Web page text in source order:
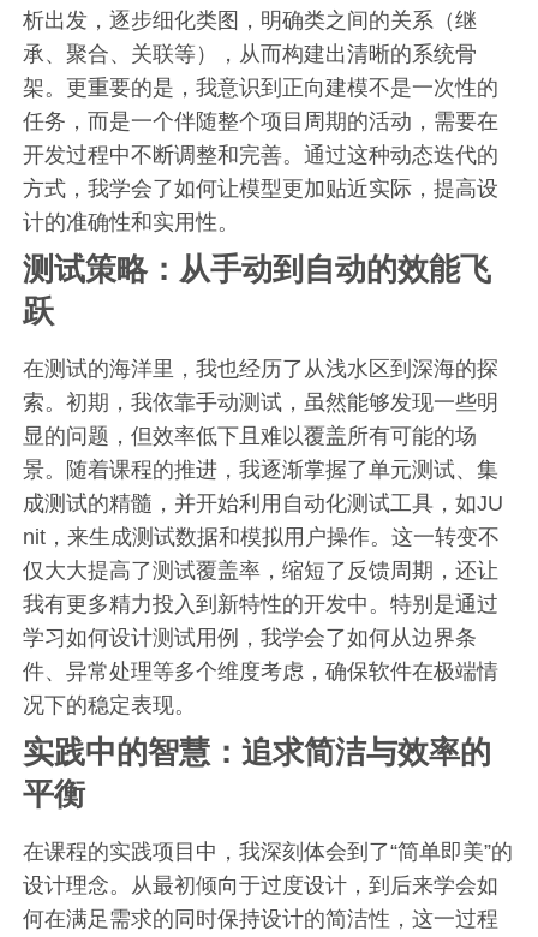
析出发，逐步细化类图，明确类之间的关系（继
承、聚合、关联等），从而构建出清晰的系统骨
架。更重要的是，我意识到正向建模不是一次性的
任务，而是一个伴随整个项目周期的活动，需要在
开发过程中不断调整和完善。通过这种动态迭代的
方式，我学会了如何让模型更加贴近实际，提高设
计的准确性和实用性。
测试策略：从手动到自动的效能飞
跃
在测试的海洋里，我也经历了从浅水区到深海的探
索。初期，我依靠手动测试，虽然能够发现一些明
显的问题，但效率低下且难以覆盖所有可能的场
景。随着课程的推进，我逐渐掌握了单元测试、集
成测试的精髓，并开始利用自动化测试工具，如JU
nit，来生成测试数据和模拟用户操作。这一转变不
仅大大提高了测试覆盖率，缩短了反馈周期，还让
我有更多精力投入到新特性的开发中。特别是通过
学习如何设计测试用例，我学会了如何从边界条
件、异常处理等多个维度考虑，确保软件在极端情
况下的稳定表现。
实践中的智慧：追求简洁与效率的
平衡
在课程的实践项目中，我深刻体会到了“简单即美”的
设计理念。从最初倾向于过度设计，到后来学会如
何在满足需求的同时保持设计的简洁性，这一过程